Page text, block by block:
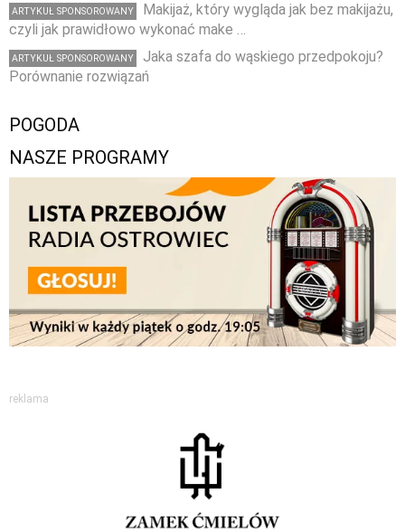
ARTYKUŁ SPONSOROWANY
Makijaż, który wygląda jak bez makijażu,
czyli jak prawidłowo wykonać make …
ARTYKUŁ SPONSOROWANY
Jaka szafa do wąskiego przedpokoju?
Porównanie rozwiązań
POGODA
NASZE PROGRAMY
reklama